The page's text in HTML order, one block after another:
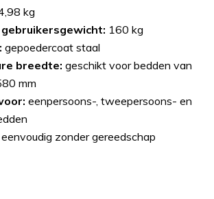
kg
gebruikersgewicht: 160 kg
gepoedercoat staal
breedte: geschikt voor bedden van
mm
eenpersoons-, tweepersoons- en
eenvoudig zonder gereedschap